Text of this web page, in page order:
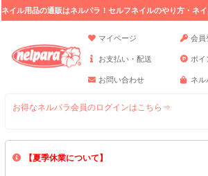
ネイル用品の通販はネルパラ！セルフネイルのやり方・ネ
マイページ
会員
お支払い・配送 ポイ
お問い合わせ ネル
お得なネルパラ会員のログインはこちら⇒
【夏季休業について】